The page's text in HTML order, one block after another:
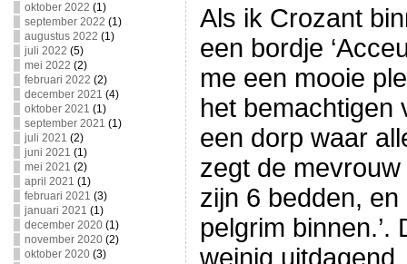
oktober 2022 (1)
september 2022 (1)
augustus 2022 (1)
juli 2022 (5)
mei 2022 (2)
februari 2022 (2)
december 2021 (4)
oktober 2021 (1)
september 2021 (1)
juli 2021 (2)
juni 2021 (1)
mei 2021 (2)
april 2021 (1)
februari 2021 (3)
januari 2021 (1)
december 2020(1)
november 2020(2)
oktober 2020(3)
Als ik Crozant
een bordje
me een mooie
het bemachtigen
een dorp waar
zegt de mevrouw
zijn 6 bedden,
pelgrim binnen.’.
weinig